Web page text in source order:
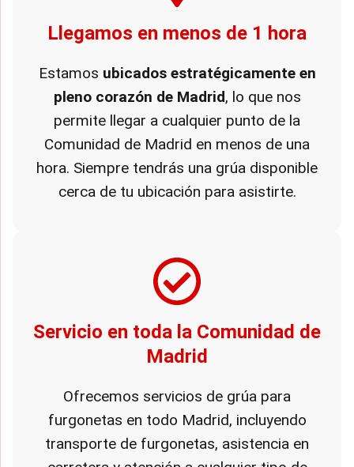
Llegamos en menos de 1 hora
Estamos ubicados estratégicamente en
pleno corazón de Madrid, lo que nos
permite llegar a cualquier punto de la
Comunidad de Madrid en menos de una
hora. Siempre tendrás una grúa disponible
cerca de tu ubicación para asistirte.
Servicio en toda la Comunidad de
Madrid
Ofrecemos servicios de grúa para
furgonetas en todo Madrid, incluyendo
transporte de furgonetas, asistencia en